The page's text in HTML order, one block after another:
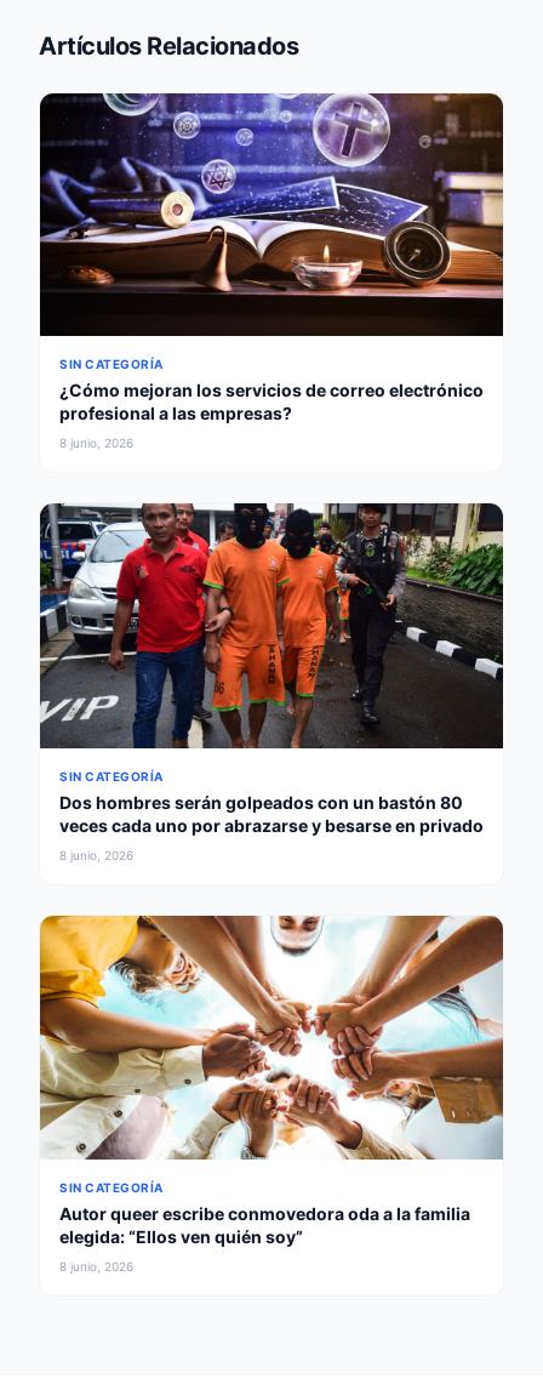
Artículos Relacionados
SIN CATEGORÍA
¿Cómo mejoran los servicios de correo electrónico
profesional a las empresas?
8 junio, 2026
SIN CATEGORÍA
Dos hombres serán golpeados con un bastón 80
veces cada uno por abrazarse y besarse en privado
8 junio, 2026
SIN CATEGORÍA
Autor queer escribe conmovedora oda a la familia
elegida: “Ellos ven quién soy”
8 junio, 2026